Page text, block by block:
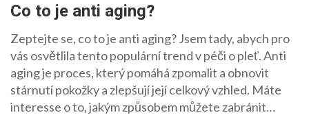
Co to je anti aging?
Zeptejte se, co to je anti aging? Jsem tady, abych pro
vás osvětlila tento populární trend v péči o pleť. Anti
aging je proces, který pomáhá zpomalit a obnovit
stárnutí pokožky a zlepšují její celkový vzhled. Máte
interesse o to, jakým způsobem můžete zabránit